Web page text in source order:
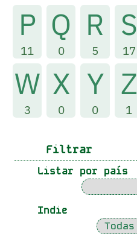
P
11
Q
0
R
5
S
17
W
3
X
0
Y
0
Z
1
Filtrar
Listar por país
Indie